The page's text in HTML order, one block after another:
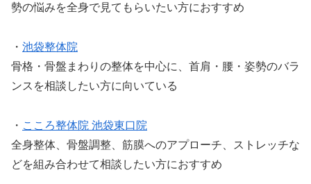
勢の悩みを全身で見てもらいたい方におすすめ
・ 池袋整体院
骨格・骨盤まわりの整体を中心に、首肩・腰・姿勢のバラ
ンスを相談したい方に向いている
・ こころ整体院 池袋東口院
全身整体、骨盤調整、筋膜へのアプローチ、ストレッチな
どを組み合わせて相談したい方におすすめ